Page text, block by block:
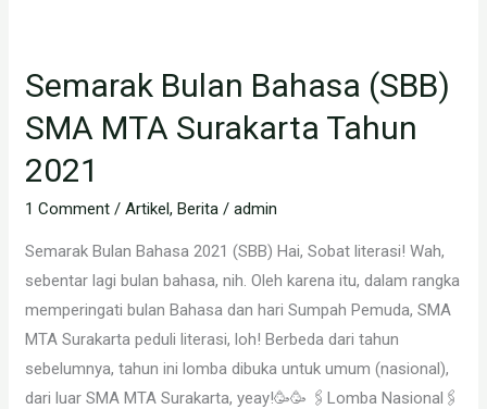
Semarak Bulan Bahasa (SBB)
SMA MTA Surakarta Tahun
2021
1 Comment /Artikel,Berita /admin
Semarak Bulan Bahasa 2021 (SBB) Hai, Sobat literasi! Wah,
sebentar lagi bulan bahasa, nih. Oleh karena itu, dalam rangka
memperingati bulan Bahasa dan hari Sumpah Pemuda, SMA
MTA Surakarta peduli literasi, loh! Berbeda dari tahun
sebelumnya, tahun ini lomba dibuka untuk umum (nasional),
dari luar SMA MTA Surakarta, yeay!🥳🥳 🖇️Lomba Nasional🖇️
Bahasa
SMA
MTA
Surakarta
2021